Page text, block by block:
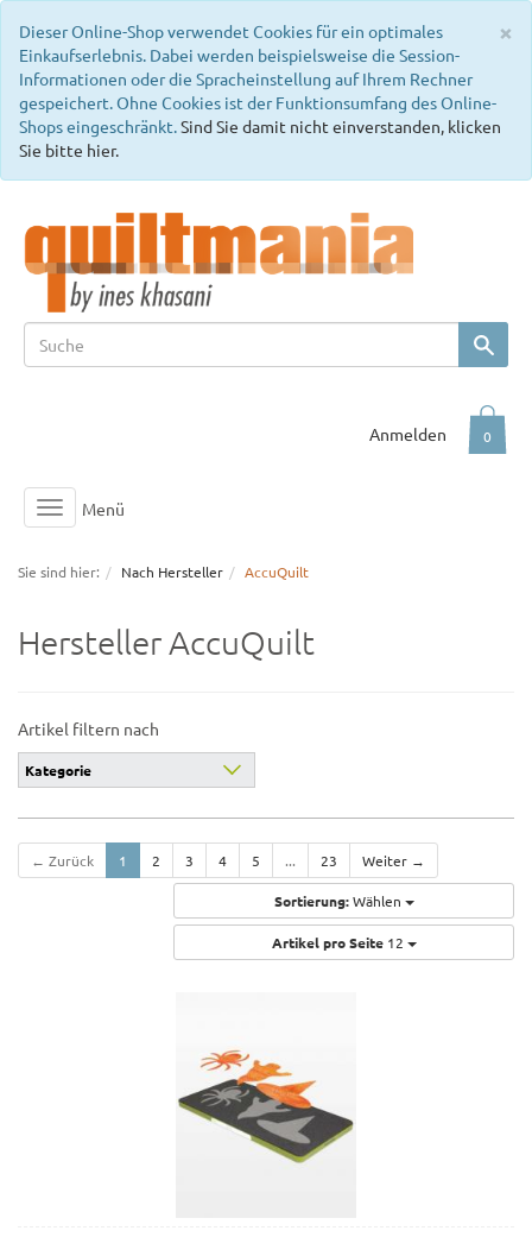
×
Dieser Online-Shop verwendet Cookies für ein optimales
Einkaufserlebnis. Dabei werden beispielsweise die Session-
Informationen oder die Spracheinstellung auf Ihrem Rechner
gespeichert. Ohne Cookies ist der Funktionsumfang des Online-
Shops eingeschränkt.Sind Sie damit nicht einverstanden, klicken
Sie bitte hier.
0
Anmelden
Toggle
navigation
Menü
Sie sind hier: Nach Hersteller AccuQuilt
Hersteller AccuQuilt
Artikel filtern nach
Kategorie
← Zurück 1 2 3 4 5 ... 23 Weiter →
Sortierung: Wählen
Artikel pro Seite 12